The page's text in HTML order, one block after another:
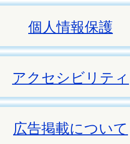
個人情報保護
アクセシビリティ
広告掲載について